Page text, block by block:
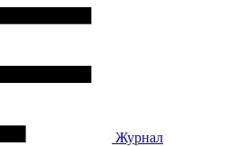
Журнал